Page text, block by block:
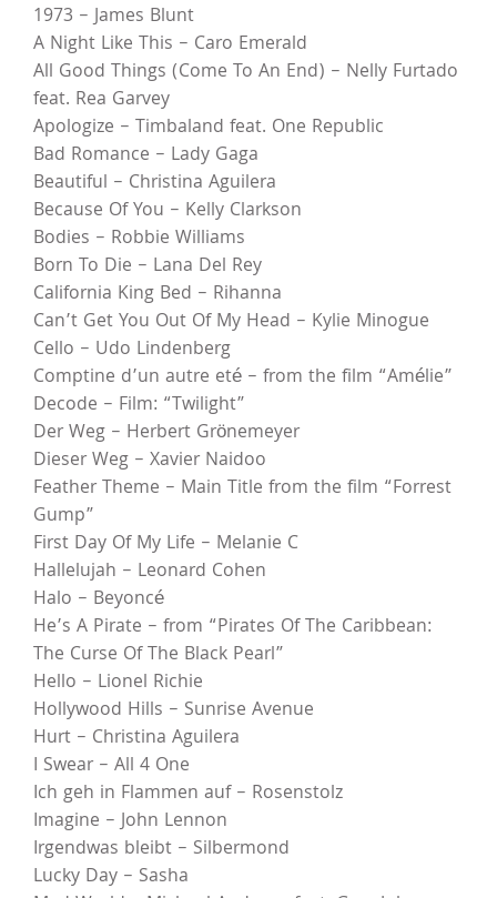
1973 – James Blunt
A Night Like This – Caro Emerald
All Good Things (Come To An End) – Nelly Furtado
feat. Rea Garvey
Apologize – Timbaland feat. One Republic
Bad Romance – Lady Gaga
Beautiful – Christina Aguilera
Because Of You – Kelly Clarkson
Bodies – Robbie Williams
Born To Die – Lana Del Rey
California King Bed – Rihanna
Can’t Get You Out Of My Head – Kylie Minogue
Cello – Udo Lindenberg
Comptine d’un autre eté – from the film “Amélie”
Decode – Film: “Twilight”
Der Weg – Herbert Grönemeyer
Dieser Weg – Xavier Naidoo
Feather Theme – Main Title from the film “Forrest
Gump”
First Day Of My Life – Melanie C
Hallelujah – Leonard Cohen
Halo – Beyoncé
He’s A Pirate – from “Pirates Of The Caribbean:
The Curse Of The Black Pearl”
Hello – Lionel Richie
Hollywood Hills – Sunrise Avenue
Hurt – Christina Aguilera
I Swear – All 4 One
Ich geh in Flammen auf – Rosenstolz
Imagine – John Lennon
Irgendwas bleibt – Silbermond
Lucky Day – Sasha